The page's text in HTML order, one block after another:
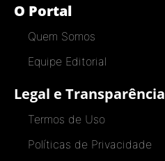
O Portal
Quem Somos
Equipe Editorial
Legal e Transparência
Termos de Uso
Políticas de Privacidade